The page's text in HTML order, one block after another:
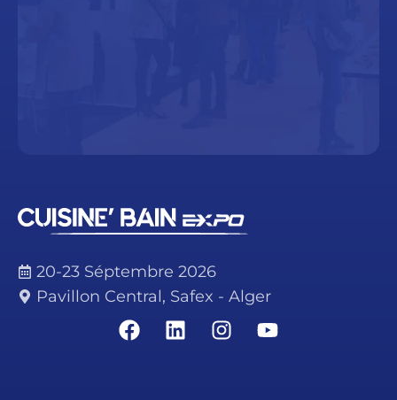
20-23 Séptembre 2026
Pavillon Central, Safex - Alger